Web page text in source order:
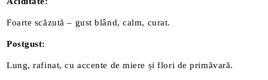
Foarte scăzută – gust blând, calm, curat.
Postgust:
Lung, rafinat, cu accente de miere și flori de primăvară.